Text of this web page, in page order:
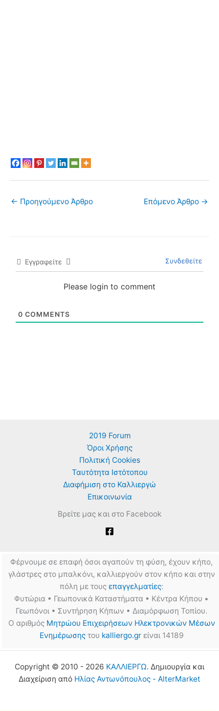
← Προηγούμενο Άρθρο Επόμενο Άρθρο →
Εγγραφείτε Συνδεθείτε
Please login to comment
0 COMMENTS
2019 Forum
Όροι Χρήσης
Πολιτική Cookies
Ταυτότητα Ιστότοπου
Διαφήμιση στο Καλλιεργώ
Επικοινωνία
Βρείτε μας και στο Facebook
Φέρνουμε σε επαφή όσοι αγαπούν τη φύση, έχουν κήπο,
γλάστρες στο μπαλκόνι, καλλιεργούν στον κήπο και στην
πόλη με τους επαγγελματίες:
Φυτώρια • Γεωπονικά Καταστήματα • Κέντρα Κήπου •
Γεωπόνοι • Συντήρηση Κήπων • Διαμόρφωση Τοπίου.
Ο αριθμός Μητρώου Επιχειρήσεων Ηλεκτρονικών Μέσων
Ενημέρωσηςτου kalliergo.grείναι 14189
Copyright © 2010 - 2026 ΚΑΛΛΙΕΡΓΩ. Δημιουργία και
Διαχείριση από Ηλίας Αντωνόπουλος - AlterMarket